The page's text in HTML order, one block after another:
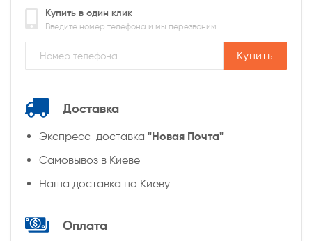
Купить в один клик
Введите номер телефона и мы перезвоним
Купить
Доставка
Экспресс-доставка "Новая Почта"
Самовывоз в Киеве
Наша доставка по Киеву
Оплата